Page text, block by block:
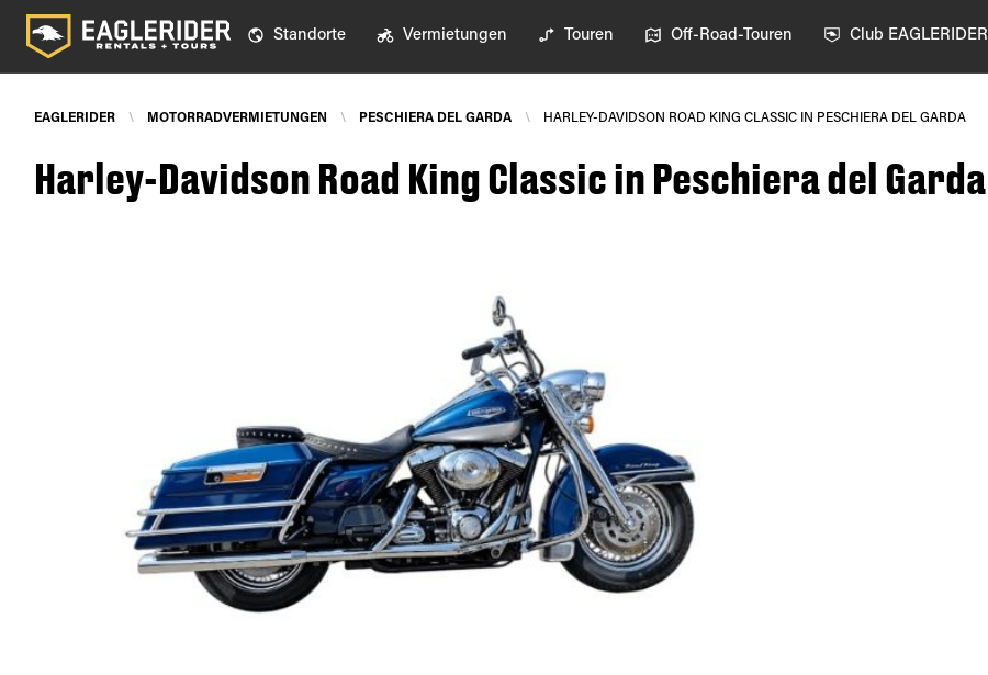
Standorte Vermietungen Touren Off-Road-Touren Club EAGLERIDER
EAGLERIDER \ MOTORRADVERMIETUNGEN \ PESCHIERA DEL GARDA \ HARLEY-DAVIDSON ROAD KING CLASSIC IN PESCHIERA DEL GARDA
Harley-Davidson Road King Classic in Peschiera del Garda